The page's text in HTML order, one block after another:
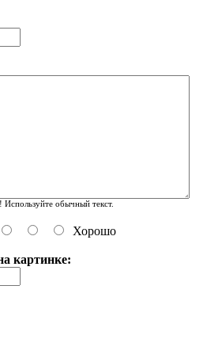
обычный текст.
Хорошо
картинке: